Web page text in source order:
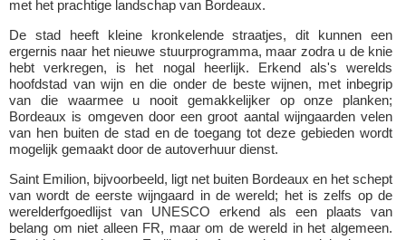
met het prachtige landschap van Bordeaux.
De stad heeft kleine kronkelende straatjes, dit kunnen een
ergernis naar het nieuwe stuurprogramma, maar zodra u de knie
hebt verkregen, is het nogal heerlijk. Erkend als's werelds
hoofdstad van wijn en die onder de beste wijnen, met inbegrip
van die waarmee u nooit gemakkelijker op onze planken;
Bordeaux is omgeven door een groot aantal wijngaarden velen
van hen buiten de stad en de toegang tot deze gebieden wordt
mogelijk gemaakt door de autoverhuur dienst.
Saint Emilion, bijvoorbeeld, ligt net buiten Bordeaux en het schept
van wordt de eerste wijngaard in de wereld; het is zelfs op de
werelderfgoedlijst van UNESCO erkend als een plaats van
belang om niet alleen FR, maar om de wereld in het algemeen.